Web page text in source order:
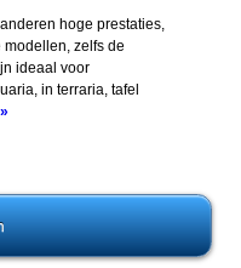
hoge prestaties,
zelfs de
ideaal voor
in terraria, tafel